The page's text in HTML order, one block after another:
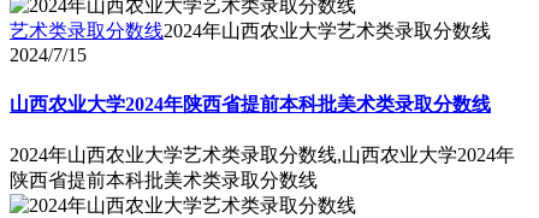
艺术类录取分数线2024年山西农业大学艺术类录取分数线
2024/7/15
山西农业大学2024年陕西省提前本科批美术类录取分数线
2024年山西农业大学艺术类录取分数线,山西农业大学2024年
陕西省提前本科批美术类录取分数线